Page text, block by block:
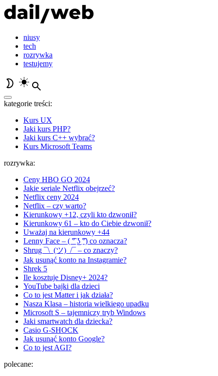
niusy
tech
rozrywka
testujemy
kategorie treści:
Kurs UX
Jaki kurs PHP?
Jaki kurs C++ wybrać?
Kurs Microsoft Teams
rozrywka:
Ceny HBO GO 2024
Jakie seriale Netflix obejrzeć?
Netflix ceny 2024
Netflix – czy warto?
Kierunkowy +12, czyli kto dzwonił?
Kierunkowy 61 – kto do Ciebie dzwonił?
Uważaj na kierunkowy +44
Lenny Face – ( ͡° ͜ʖ ͡°) co oznacza?
Shrug ¯\_(ツ)_/¯ – co znaczy?
Jak usunąć konto na Instagramie?
Shrek 5
Ile kosztuje Disney+ 2024?
YouTube bajki dla dzieci
Co to jest Matter i jak działa?
Nasza Klasa – historia wielkiego upadku
Microsoft S – tajemniczy tryb Windows
Jaki smartwatch dla dziecka?
Casio G-SHOCK
Jak usunąć konto Google?
Co to jest AGI?
polecane: